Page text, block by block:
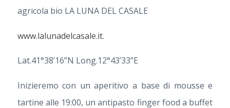
agricola bio LA LUNA DEL CASALE
www.lalunadelcasale.it.
Lat.41°38’16”N Long.12°43’33”E
Inizieremo con un aperitivo a base di mousse e
tartine alle 19:00, un antipasto finger food a buffet